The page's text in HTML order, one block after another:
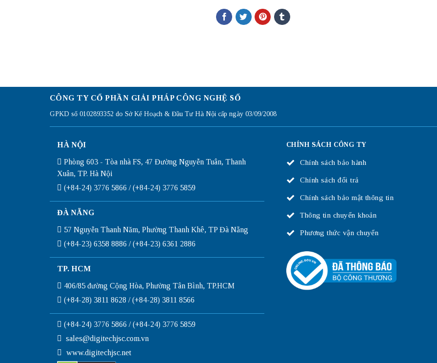
CÔNG TY CỔ PHẦN GIẢI PHÁP CÔNG NGHỆ SỐ
GPKD số 0102893352 do Sở Kế Hoạch & Đầu Tư Hà Nội cấp ngày 03/09/2008
HÀ NỘI
Phòng 603 - Tòa nhà FS, 47 Đường Nguyễn Tuân, Thanh
Xuân, TP. Hà Nội
(+84-24) 3776 5866 / (+84-24) 3776 5859
ĐÀ NẴNG
57 Nguyễn Thanh Năm, Phường Thanh Khê, TP Đà Nẵng
(+84-23) 6358 8886 / (+84-23) 6361 2886
TP. HCM
406/85 đường Cộng Hòa, Phường Tân Bình, TP.HCM
(+84-28) 3811 8628 / (+84-28) 3811 8566
(+84-24) 3776 5866 / (+84-24) 3776 5859
sales@digitechjsc.com.vn
www.digitechjsc.net
CHÍNH SÁCH CÔNG TY
Chính sách bảo hành
Chính sách đổi trả
Chính sách bảo mật thông tin
Thông tin chuyển khoản
Phương thức vận chuyển